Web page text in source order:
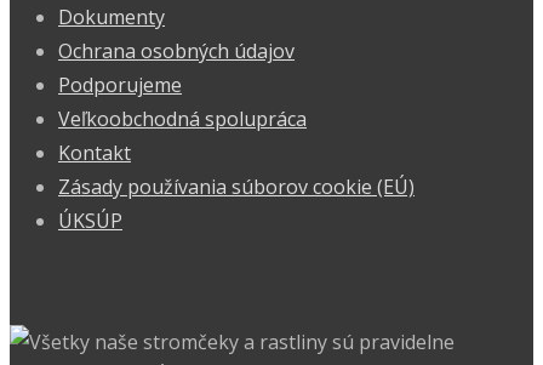
Dokumenty
Ochrana osobných údajov
Podporujeme
Veľkoobchodná spolupráca
Kontakt
Zásady používania súborov cookie (EÚ)
ÚKSÚP